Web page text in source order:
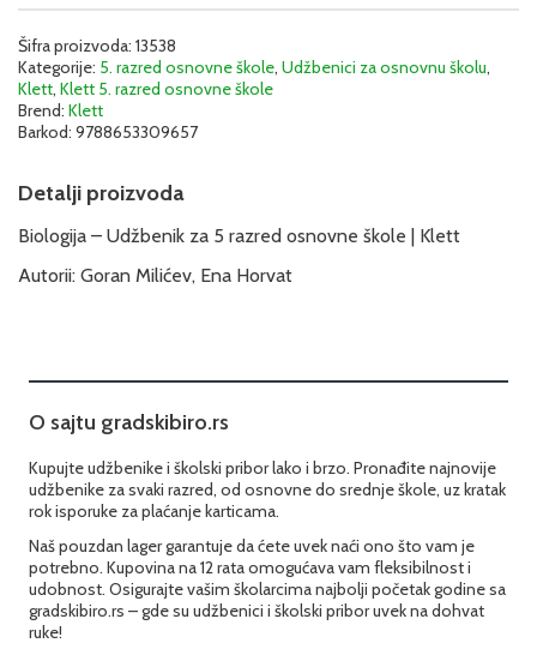
Klett
količina
Šifra proizvoda: 13538
Kategorije: 5. razred osnovne škole, Udžbenici za osnovnu školu,
Klett, Klett 5. razred osnovne škole
Brend: Klett
Barkod: 9788653309657
Detalji proizvoda
Biologija – Udžbenik za 5 razred osnovne škole | Klett
Autorii: Goran Milićev, Ena Horvat
O sajtu gradskibiro.rs
Kupujte udžbenike i školski pribor lako i brzo. Pronađite najnovije
udžbenike za svaki razred, od osnovne do srednje škole, uz kratak
rok isporuke za plaćanje karticama.
Naš pouzdan lager garantuje da ćete uvek naći ono što vam je
potrebno. Kupovina na 12 rata omogućava vam fleksibilnost i
udobnost. Osigurajte vašim školarcima najbolji početak godine sa
gradskibiro.rs – gde su udžbenici i školski pribor uvek na dohvat
ruke!